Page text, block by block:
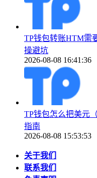
TP钱包转账HTM需
操避坑
2026-08-08 16:41:36
TP钱包怎么把美元
指南
2026-08-08 15:53:53
关于我们
联系我们